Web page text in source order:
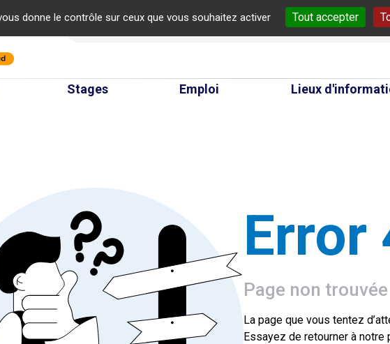
donne le contrôle sur ceux que vous souhaitez activer Tout accepter
Stages Emploi Lieux
Page non trouvée
La page que vous tentez
Essayez de retourner à notre